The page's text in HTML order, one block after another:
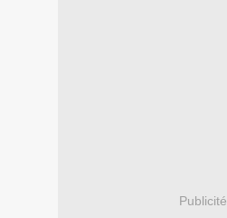
Publicité